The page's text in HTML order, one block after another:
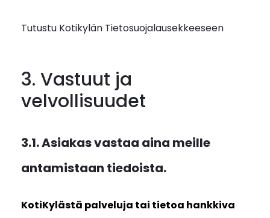
Tutustu Kotikylän Tietosuojalausekkeeseen
3. Vastuut ja
velvollisuudet
3.1. Asiakas vastaa aina meille
antamistaan tiedoista.
KotiKylästä palveluja tai tietoa hankkiva